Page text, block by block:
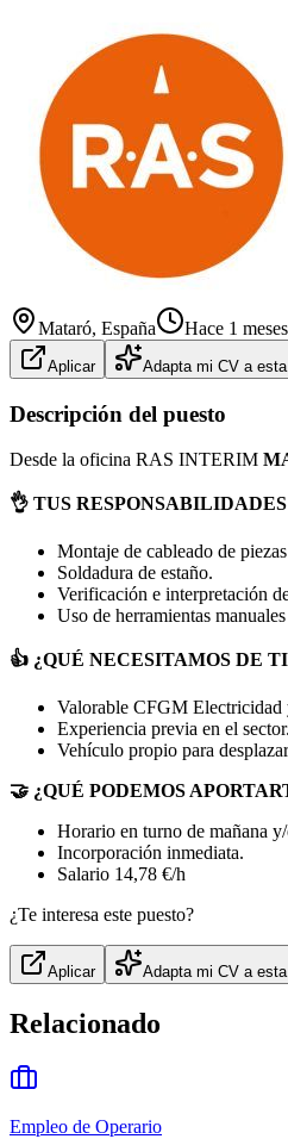
Mataró, España Hace 1 meses
Aplicar Adapta mi CV a
Descripción del puesto
Desde la oficina RAS INTERIM
👌 TUS RESPONSABILIDADES
Montaje de cableado de
Soldadura de estaño.
Verificación e interpretación
Uso de herramientas
👍 ¿QUÉ NECESITAMOS DE
Valorable CFGM Electricidad
Experiencia previa en el sector.
Vehículo propio para
🤝 ¿QUÉ PODEMOS
Horario en turno de mañana
Incorporación inmediata.
Salario 14,78 €/h
¿Te interesa este puesto?
Aplicar Adapta mi CV a
Relacionado
Empleo de Operario